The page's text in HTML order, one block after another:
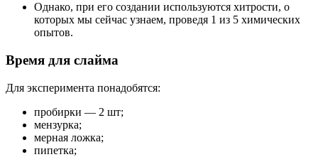
Однако, при его создании используются хитрости, о
которых мы сейчас узнаем, проведя 1 из 5 химических
опытов.
Время для слайма
Для эксперимента понадобятся:
пробирки — 2 шт;
мензурка;
мерная ложка;
пипетка;